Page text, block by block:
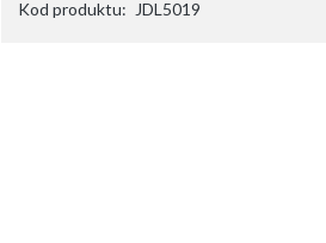
Kod produktu: JDL5019